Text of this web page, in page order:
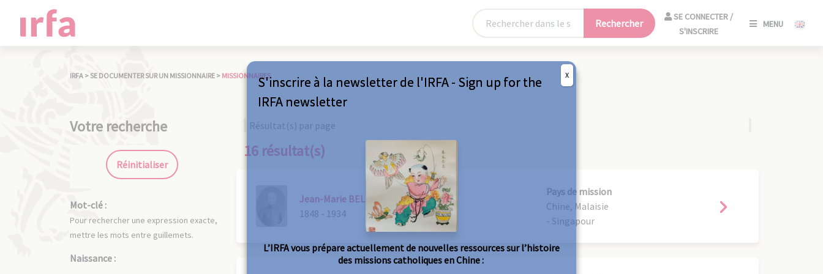
Rechercher
SE CONNECTER /
S'INSCRIRE
MENU
IRFA >SE DOCUMENTER SUR UN MISSIONNAIRE > MISSIONNAIRES
Votre recherche
Réinitialiser
Mot-clé :
Pour rechercher une expression exacte,
mettre les mots entre guillemets.
Naissance :
Résultat(s) par page
16 résultat(s)
Jean-Marie BELLIOT
1848 - 1934
Statut
Prêtre
Pays de mission
Chine, Malaisie
- Singapour
S'inscrire à la newsletter de l'IRFA - Sign up for the
IRFA newsletter
L’IRFA vous prépare actuellement de nouvelles ressources sur l’histoire
des missions catholiques en Chine :
X